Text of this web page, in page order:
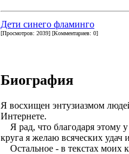
Дети синего фламинго
[Просмотров: 2039] [Комментариев: 0]
Биография
Я восхищен энтузиазмом
Интернете.
Я рад, что благодаря этому
круга я желаю всяческих удач
Остальное - в текстах моих